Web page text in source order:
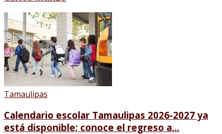
Tamaulipas
Calendario escolar Tamaulipas 2026-2027 ya
está disponible; conoce el regreso a...